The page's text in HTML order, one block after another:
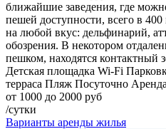
ближайшие заведения, где
пешей доступности, всего в
на любой вкус: дельфинарий,
обозрения. В некотором
пешком, находятся контактный
Детская площадка Wi-Fi
терраса Пляж Посуточно
от 1000 до 2000 руб
/сутки
Варианты аренды жилья